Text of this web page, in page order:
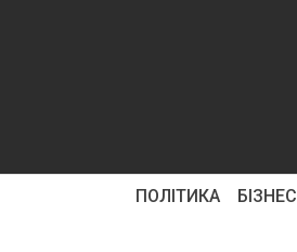
ПОЛІТИКА БІЗНЕС